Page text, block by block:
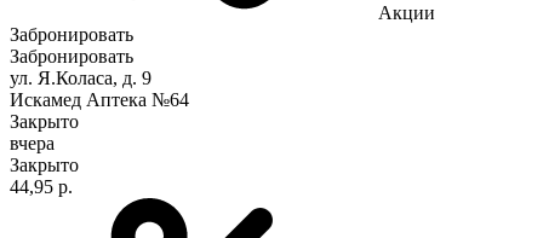
Акции
Забронировать
Забронировать
ул. Я.Коласа, д. 9
Искамед Аптека №64
Закрыто
вчера
Закрыто
44,95 р.